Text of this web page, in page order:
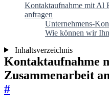
Kontaktaufnahme mit Al
anfragen
Unternehmens-
Wie können wir
Inhaltsverzeichnis
Kontaktaufnahme
Zusammenarbeit
#